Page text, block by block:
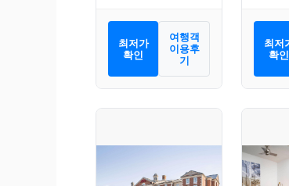
최저가
확인
여행객
이용후
기
최저
확인